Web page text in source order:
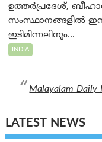
ഉത്തർപ്രദേശ്,
സംസ്ഥാനങ്ങളിൽ
ഇടിമിന്നലിനും...
INDIA
Malayalam Daily
LATEST NEWS